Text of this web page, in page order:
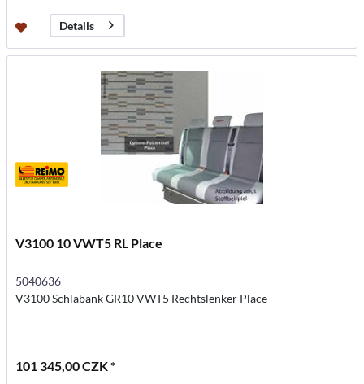
Details
V3100 10 VWT5 RL Place
5040636
V3100 Schlabank GR10 VWT5 Rechtslenker Place
101 345,00 CZK *